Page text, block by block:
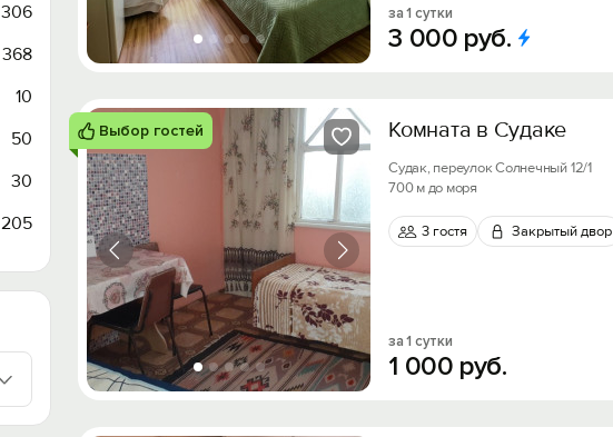
306
368
10
50
30
205
за 1 сутки
3 000 руб.
Выбор гостей Комната в Судаке
Судак, переулок Солнечный 12/1
700 м до моря
3 гостя Закрытый двор
за 1 сутки
1 000 руб.